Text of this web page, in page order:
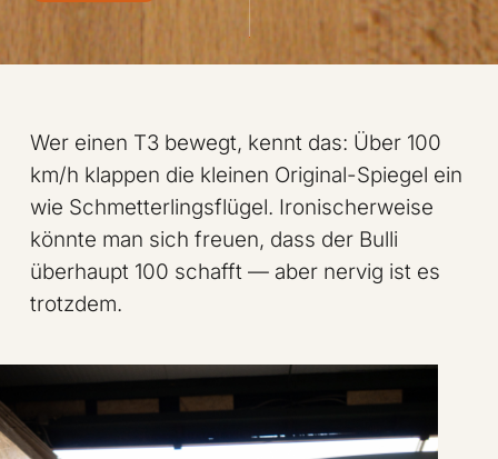
Wer einen T3 bewegt, kennt das: Über 100
km/h klappen die kleinen Original-Spiegel ein
wie Schmetterlingsflügel. Ironischerweise
könnte man sich freuen, dass der Bulli
überhaupt 100 schafft — aber nervig ist es
trotzdem.